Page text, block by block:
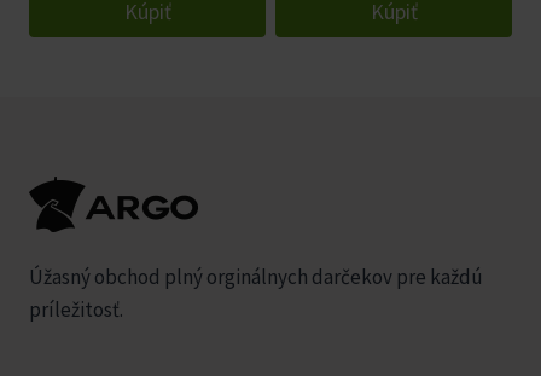
Kúpiť Kúpiť
Úžasný obchod plný orginálnych darčekov pre každú
príležitosť.